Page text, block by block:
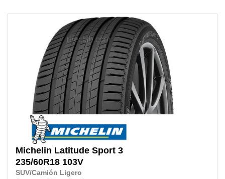
Michelin Latitude Sport 3
235/60R18 103V
SUV/Camión Ligero